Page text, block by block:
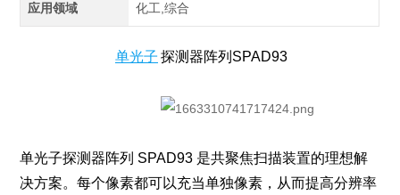
应用领域 化工,综合
单光子 探测器阵列SPAD93
单光子探测器阵列 SPAD93 是共聚焦扫描装置的理想解
决方案。每个像素都可以充当单独像素，从而提高分辨率